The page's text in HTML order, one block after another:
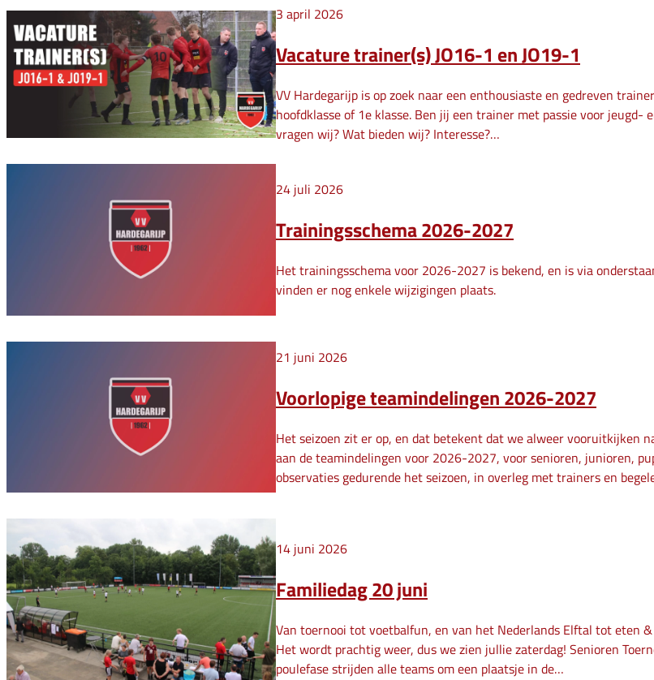
3 april 2026
Vacature trainer(s) JO16-1 en JO19-1
VV Hardegarijp is op zoek naar een enthousiaste en gedreven
hoofdklasse of 1e klasse. Ben jij een trainer met passie voor
vragen wij? Wat bieden wij? Interesse?…
24 juli 2026
Trainingsschema 2026-2027
Het trainingsschema voor 2026-2027 is bekend, en is via
vinden er nog enkele wijzigingen plaats.
21 juni 2026
Voorlopige teamindelingen 2026-2027
Het seizoen zit er op, en dat betekent dat we alweer vooruitkijken
aan de teamindelingen voor 2026-2027, voor senioren, junioren,
observaties gedurende het seizoen, in overleg met trainers en
14 juni 2026
Familiedag 20 juni
Van toernooi tot voetbalfun, en van het Nederlands Elftal tot eten
Het wordt prachtig weer, dus we zien jullie zaterdag! Senioren
poulefase strijden alle teams om een plaatsje in de…